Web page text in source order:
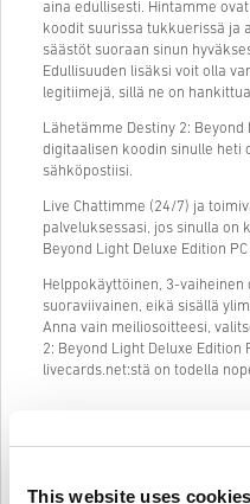
This website uses cookies
aina edullisesti. Hintamme
koodit suurissa tukkuerissä ja
säästöt suoraan sinun
Edullisuuden lisäksi voit olla
legitiimejä, sillä ne on
Lähetämme Destiny 2: Beyond
digitaalisen koodin sinulle heti
sähköpostiisi.
Live Chattimme (24/7) ja
palveluksessasi, jos sinulla on
Beyond Light Deluxe Edition
Helppokäyttöinen, 3-vaiheinen
suoraviivainen, eikä sisällä
Anna vain meiliosoitteesi,
2: Beyond Light Deluxe Edition
livecards.net:stä on todella
Näin se toimii